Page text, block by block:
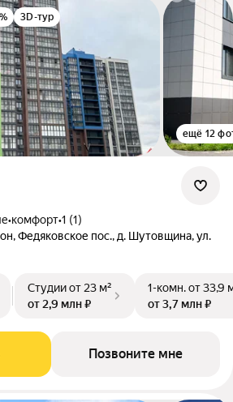
3D-тур
ещё 12
•комфорт•1 (1)
Федяковское пос., д. Шутовщина, ул.
Студииот 23 м²
от 2,9 млн ₽
1-комн.от 33,9
от 3,7 млн ₽
Позвоните мне